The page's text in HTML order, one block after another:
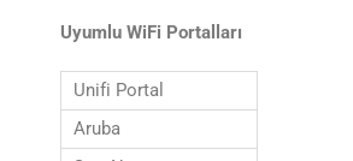
Uyumlu WiFi Portalları
Unifi Portal
Aruba